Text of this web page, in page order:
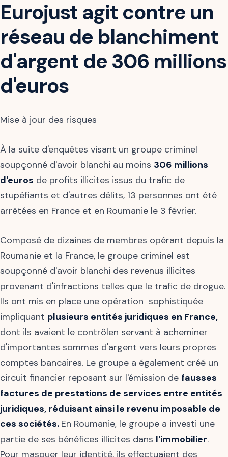
Eurojust agit contre un
réseau de blanchiment
d'argent de 306 millions
d'euros
Mise à jour des risques
À la suite d'enquêtes visant un groupe criminel
soupçonné d'avoir blanchi au moins 306 millions
d'euros de profits illicites issus du trafic de
stupéfiants et d'autres délits, 13 personnes ont été
arrêtées en France et en Roumanie le 3 février.
Composé de dizaines de membres opérant depuis la
Roumanie et la France, le groupe criminel est
soupçonné d'avoir blanchi des revenus illicites
provenant d'infractions telles que le trafic de drogue.
Ils ont mis en place une opération sophistiquée
impliquant plusieurs entités juridiques en France,
dont ils avaient le contrôlen servant à acheminer
d'importantes sommes d'argent vers leurs propres
comptes bancaires. Le groupe a également créé un
circuit financier reposant sur l'émission de fausses
factures de prestations de services entre entités
juridiques, réduisant ainsi le revenu imposable de
ces sociétés. En Roumanie, le groupe a investi une
partie de ses bénéfices illicites dans l'immobilier.
Pour masquer leur identité, ils effectuaient des